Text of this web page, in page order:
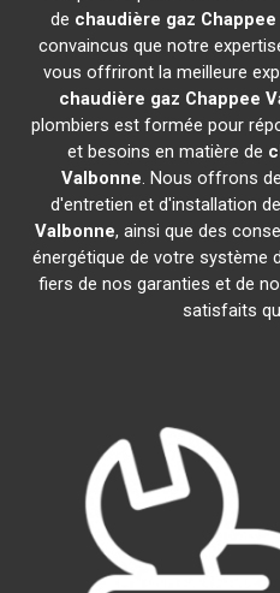
de chaudière gaz Chappee
convaincus que notre
vous offriront la meilleure
chaudière gaz Chappee
plombiers est formée pour
et besoins en matière de
Valbonne. Nous offrons
d'entretien et d'installation de
Valbonne, ainsi que des
énergétique de votre système
fiers de nos garanties et de
satisfaits